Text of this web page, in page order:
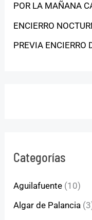
POR LA MAÑANA
ENCIERRO
PREVIA ENCIERRO
Categorías
Aguilafuente (10)
Algar de Palancia